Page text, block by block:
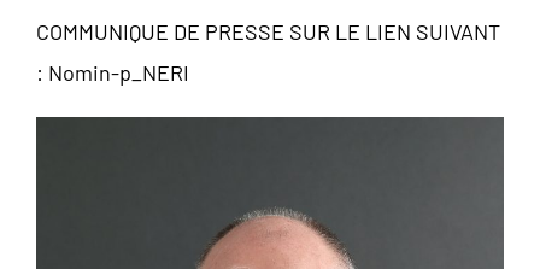
COMMUNIQUE DE PRESSE SUR LE LIEN SUIVANT
: Nomin-p_NERI